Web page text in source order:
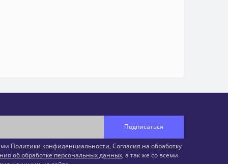
Подписаться
Политики конфиденциальности, Согласия на обработку
об обработке персональных данных, а так же со всеми